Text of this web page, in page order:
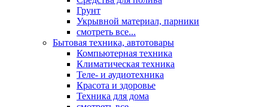
Грунт
Укрывной материал, парники
смотреть все...
Бытовая техника, автотовары
Компьютерная техника
Климатическая техника
Теле- и аудиотехника
Красота и здоровье
Техника для дома